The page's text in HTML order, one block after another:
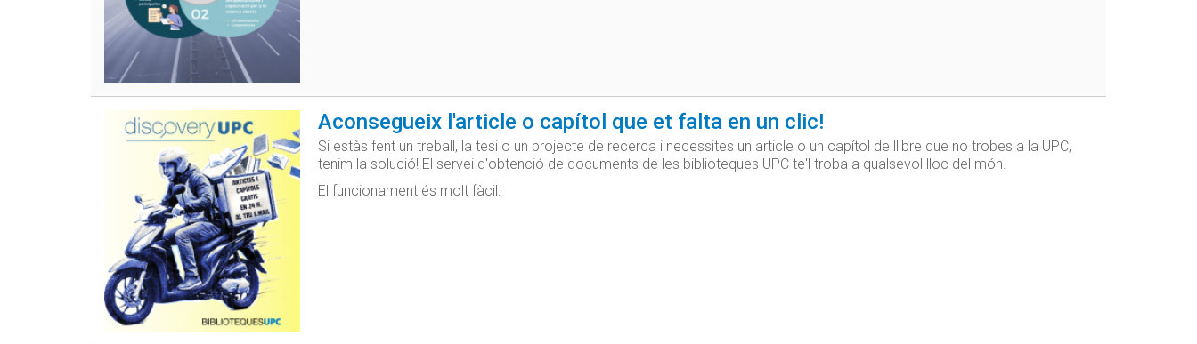
Aconsegueix l'article o capítol que et falta en un clic!
Si estàs fent un treball, la tesi o un projecte de recerca i necessites un article o un capítol de llibre que no trobes a la UPC,
tenim la solució! El servei d'obtenció de documents de les biblioteques UPC te'l troba a qualsevol lloc del món.
El funcionament és molt fàcil: